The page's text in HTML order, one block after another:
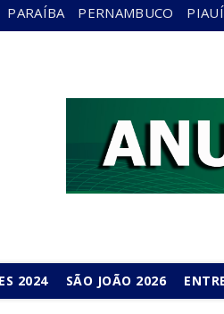
PARAÍBA PERNAMBUCO PIAUÍ
2024 SÃO JOÃO 2026